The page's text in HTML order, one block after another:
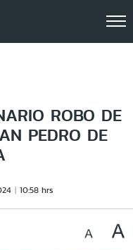
ROBO DE
PEDRO DE
10:58 hrs